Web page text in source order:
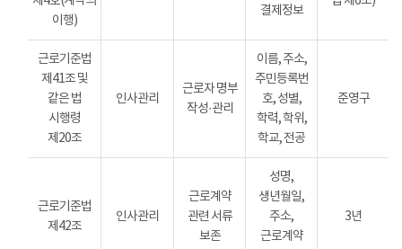
이행)
결제정보
근로기준법
제41조 및
같은 법
시행령
제20조
인사관리
근로자 명부
작성·관리
이름, 주소,
주민등록번
호, 성별,
학력, 학위,
학교, 전공
준영구
근로기준법
제42조
인사관리
근로계약
관련 서류
보존
성명,
생년월일,
주소,
근로계약
3년